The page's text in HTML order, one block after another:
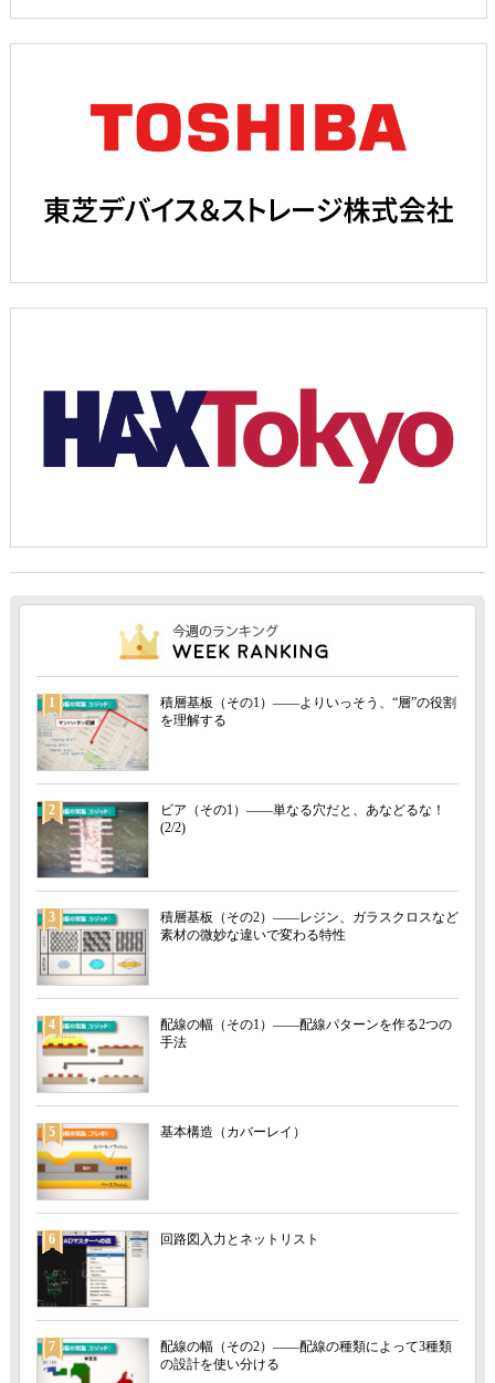
1
積層基板（その1）――よりいっそう、“層”の役割
を理解する
2
ビア（その1）――単なる穴だと、あなどるな！
(2/2)
3
積層基板（その2）――レジン、ガラスクロスなど
素材の微妙な違いで変わる特性
4
配線の幅（その1）――配線パターンを作る2つの
手法
5 基本構造（カバーレイ）
6 回路図入力とネットリスト
7
配線の幅（その2）――配線の種類によって3種類
の設計を使い分ける